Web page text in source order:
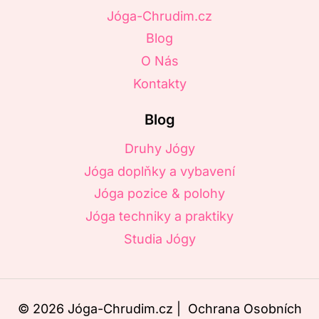
Jóga-Chrudim.cz
Blog
O Nás
Kontakty
Blog
Druhy Jógy
Jóga doplňky a vybavení
Jóga pozice & polohy
Jóga techniky a praktiky
Studia Jógy
© 2026 Jóga-Chrudim.cz | Ochrana Osobních